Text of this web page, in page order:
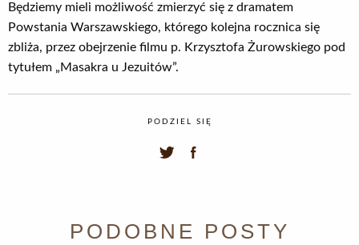
Będziemy mieli możliwość zmierzyć się z dramatem
Powstania Warszawskiego, którego kolejna rocznica się
zbliża, przez obejrzenie filmu p. Krzysztofa Żurowskiego pod
tytułem „Masakra u Jezuitów”.
PODZIEL SIĘ
PODOBNE POSTY